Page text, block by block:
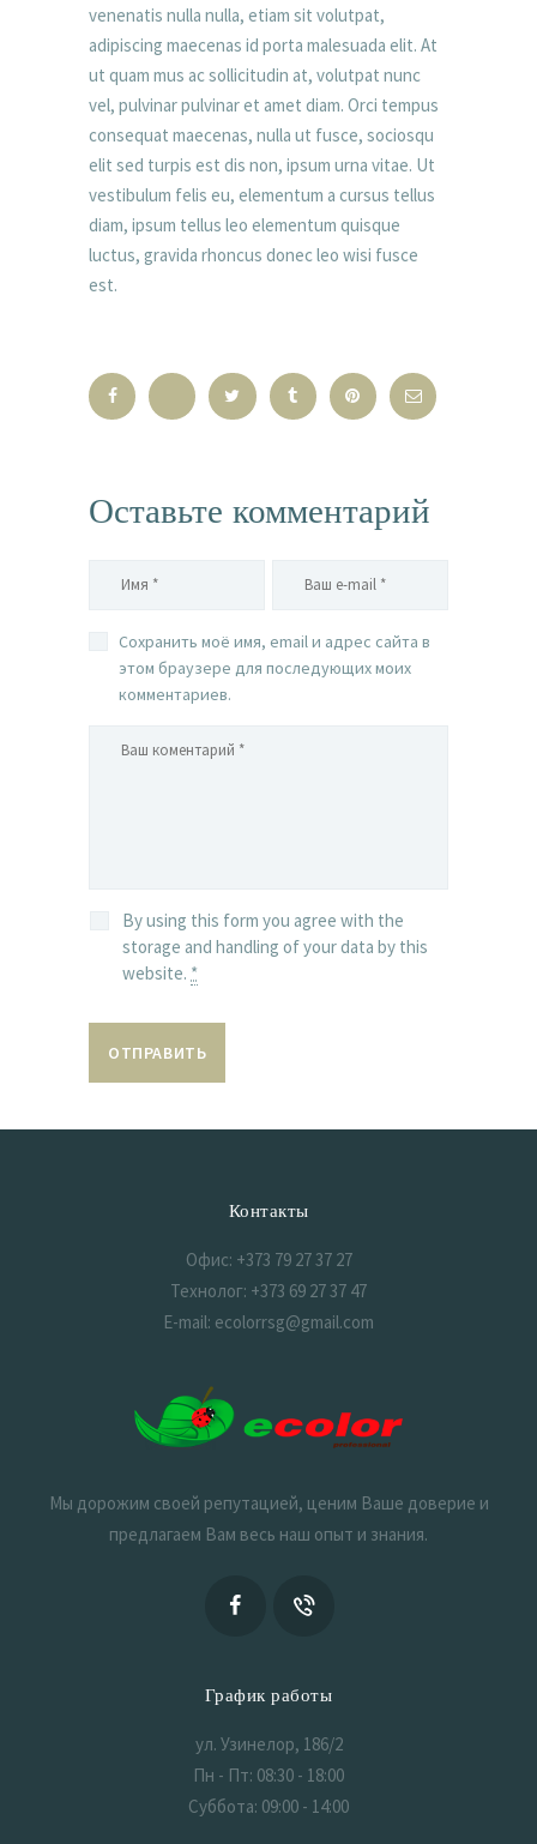
venenatis nulla nulla, etiam sit volutpat,
adipiscing maecenas id porta malesuada elit. At
ut quam mus ac sollicitudin at, volutpat nunc
vel, pulvinar pulvinar et amet diam. Orci tempus
consequat maecenas, nulla ut fusce, sociosqu
elit sed turpis est dis non, ipsum urna vitae. Ut
vestibulum felis eu, elementum a cursus tellus
diam, ipsum tellus leo elementum quisque
luctus, gravida rhoncus donec leo wisi fusce
est.
Оставьте комментарий
Сохранить моё имя, email и адрес сайта в
этом браузере для последующих моих
комментариев.
By using this form you agree with the
storage and handling of your data by this
website. *
Контакты
Офис: +373 79 27 37 27
Технолог: +373 69 27 37 47
E-mail: ecolorrsg@gmail.com
Мы дорожим своей репутацией, ценим Ваше доверие и
предлагаем Вам весь наш опыт и знания.
График работы
ул. Узинелор, 186/2
Пн - Пт: 08:30 - 18:00
Суббота: 09:00 - 14:00